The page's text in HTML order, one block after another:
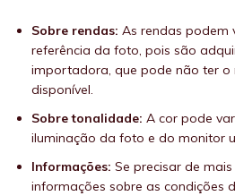
Sobre rendas: As rendas podem
referência da foto, pois são
importadora, que pode não ter o
disponível.
Sobre tonalidade: A cor pode
iluminação da foto e do monitor
Informações: Se precisar de
informações sobre as condições